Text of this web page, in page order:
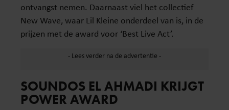
ontvangst nemen. Daarnaast viel het collectief
New Wave, waar Lil Kleine onderdeel van is, in de
prijzen met de award voor ‘Best Live Act’.
SOUNDOS EL AHMADI KRIJGT
POWER AWARD